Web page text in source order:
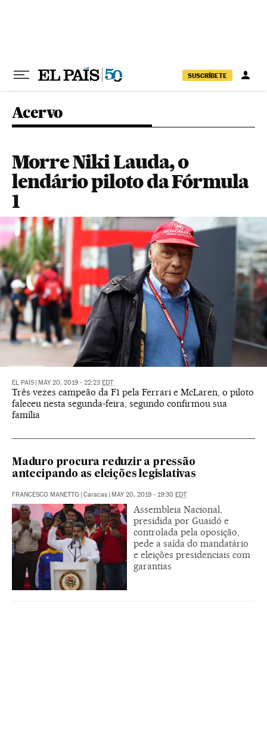
SUSCRÍBETE
Acervo
Morre Niki Lauda, o
lendário piloto da Fórmula
1
EL PAÍS MAY 20, 2019 - 22:23 EDT
Três vezes campeão da F1 pela Ferrari e McLaren, o piloto
faleceu nesta segunda-feira, segundo confirmou sua
família
Maduro procura reduzir a pressão
antecipando as eleições legislativas
FRANCESCO MANETTO Caracas MAY 20, 2019 - 19:30 EDT
Assembleia Nacional,
presidida por Guaidó e
controlada pela oposição,
pede a saída do mandatário
e eleições presidenciais com
garantias